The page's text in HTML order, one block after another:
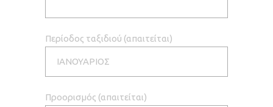
Περίοδος ταξιδιού (απαιτείται)
Προορισμός (απαιτείται)